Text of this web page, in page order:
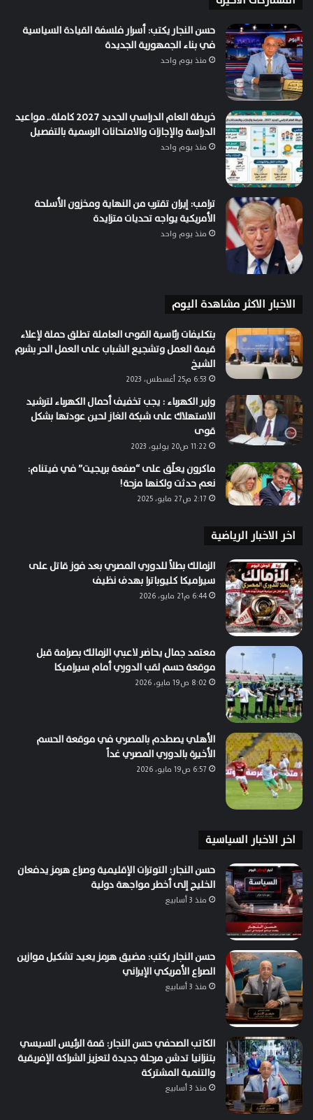
حسن النجار يكتب: أسرار فلسفة القيادة السياسية
في بناء الجمهورية الجديدة
منذ يوم واحد
خريطة العام الدراسي الجديد 2027 كاملة.. مواعيد
الدراسة والإجازات والامتحانات الرسمية بالتفصيل
منذ يوم واحد
ترامب: إيران تقترب من النهاية ومخزون الأسلحة
الأمريكية يواجه تحديات متزايدة
منذ يوم واحد
الاخبار الاكثر مشاهدة اليوم
بتكليفات رئاسية القوى العاملة تطلق حملة لإعلاء
قيمة العمل وتشجيع الشباب على العمل الحر بشرم
الشيخ
6:53 م25 أغسطس، 2023
وزير الكهرباء : يجب تخفيف أحمال الكهرباء لترشيد
الاستهلاك على شبكة الغاز لحين عودتها بشكل
قوى
11:22 ص20 يوليو، 2023
ماكرون يعلّق على “صفعة بريجيت” في فيتنام:
نعم حدثت ولكنها مزحة!
2:17 ص27 مايو، 2025
اخر الاخبار الرياضية
الزمالك بطلاً للدوري المصري بعد فوز قاتل على
سيراميكا كليوباترا بهدف نظيف
6:44 م21 مايو، 2026
معتمد جمال يحاضر لاعبي الزمالك بصرامة قبل
موقعة حسم لقب الدوري أمام سيراميكا
8:02 ص19 مايو، 2026
الأهلي يصطدم بالمصري في موقعة الحسم
الأخيرة بالدوري المصري غداً
6:57 ص19 مايو، 2026
اخر الاخبار السياسية
حسن النجار: التوترات الإقليمية وصراع هرمز يدفعان
الخليج إلى أخطر مواجهة دولية
منذ 3 أسابيع
حسن النجار يكتب: مضيق هرمز يعيد تشكيل موازين
الصراع الأمريكي الإيراني
منذ 3 أسابيع
الكاتب الصحفي حسن النجار: قمة الرئيس السيسي
بتنزانيا تدشن مرحلة جديدة لتعزيز الشراكة الإفريقية
والتنمية المشتركة
منذ 3 أسابيع